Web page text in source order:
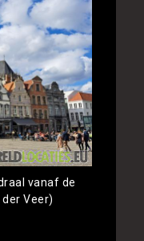
vanaf de
Veer)